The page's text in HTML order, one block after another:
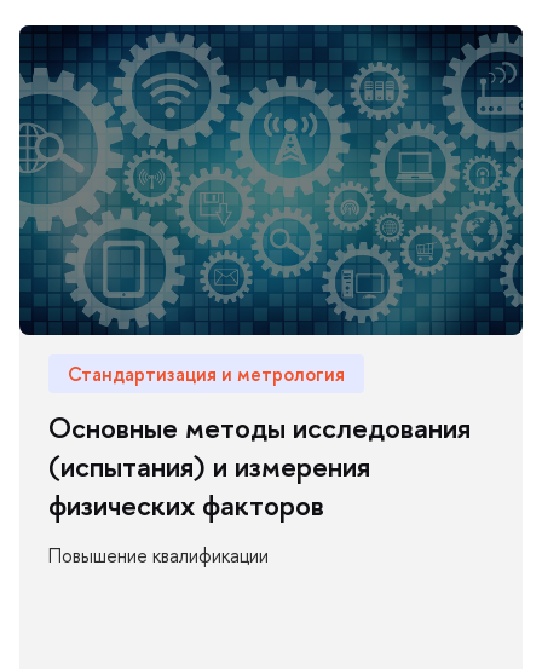
Стандартизация и метрология
Основные методы исследования
(испытания) и измерения
физических факторов
Повышение квалификации